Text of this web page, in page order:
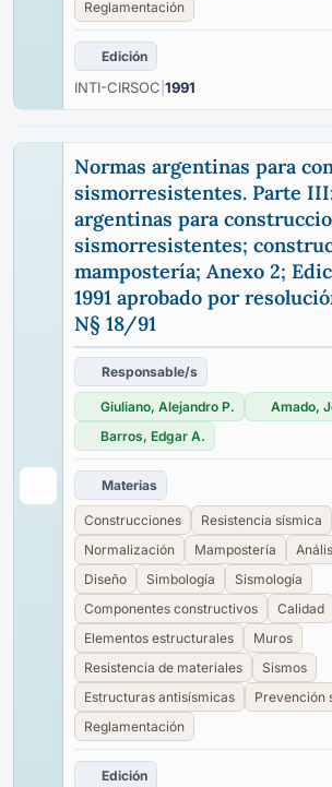
Reglamentación
Edición
INTI-CIRSOC 1991
Normas argentinas para
sismorresistentes. Parte
argentinas para
sismorresistentes;
mampostería; Anexo 2;
1991 aprobado por
N§ 18/91
Responsable/s
Giuliano, Alejandro P.
Amado,
Barros, Edgar A.
Materias
Construcciones Resistencia sísmica
Normalización
Mampostería
Diseño
Simbología
Sismología
Componentes constructivos
Calidad
Elementos estructurales
Muros
Resistencia de materiales
Sismos
Estructuras antisísmicas
Prevención
Reglamentación
Edición